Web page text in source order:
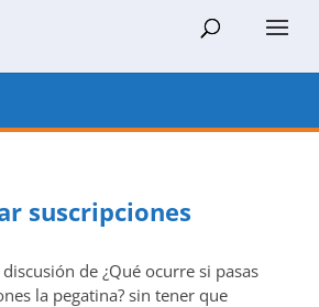
suscripciones
de ¿Qué ocurre si pasas
la pegatina? sin tener que